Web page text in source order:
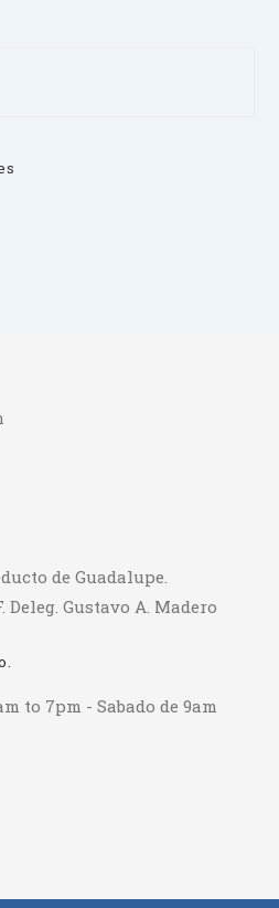
de Guadalupe.
Deleg. Gustavo A. Madero
to 7pm - Sabado de 9am